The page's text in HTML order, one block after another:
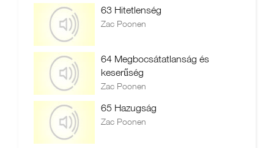
63 Hitetlenség
Zac Poonen
64 Megbocsátatlanság és
keserűség
Zac Poonen
65 Hazugság
Zac Poonen